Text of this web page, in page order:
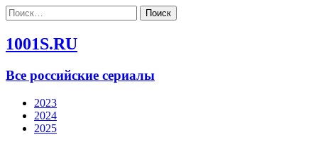
Найти:
1001S.RU
Все российские сериалы
2023
2024
2025